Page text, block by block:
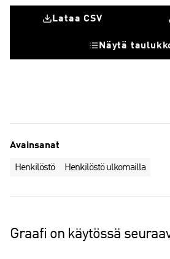
Lataa CSV
Näytä
Avainsanat
Henkilöstö Henkilöstö ulkomailla
Graafi on käytössä